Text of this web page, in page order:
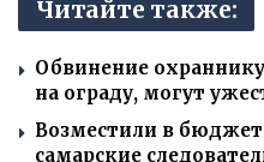
Читайте также:
Обвинение
на ограду, могут
Возместили в бюджет
самарские